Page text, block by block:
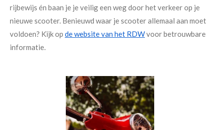
rijbewijs én baan je je veilig een weg door het verkeer op je
nieuwe scooter. Benieuwd waar je scooter allemaal aan moet
voldoen? Kijk op de website van het RDWvoor betrouwbare
informatie.